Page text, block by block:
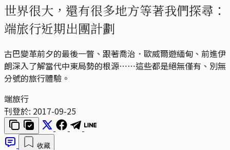
世界很大，還有很多地方等著我們探尋：
端旅行近期出團計劃
古巴變革前夕的最後一瞥、跟著喬治．歐威爾遊緬甸、前進伊
朗深入了解當代中東局勢的根源⋯⋯這些都是絕無僅有、別無
分號的旅行體驗。
端旅行
刊登於: 2017-09-25
收藏